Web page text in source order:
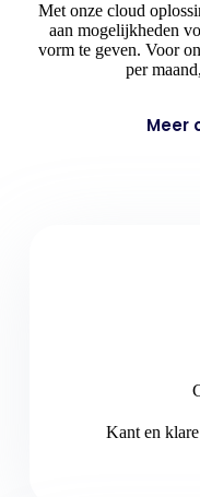
Met onze cloud
aan mogelijkheden
vorm te geven. Voor
per
Meer
Kant en